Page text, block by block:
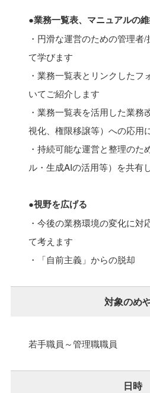
●業務一覧表、マニュアルの
・円滑な運営のための管理者
て学びます
・業務一覧表とリンクしたフ
いてご紹介します
・業務一覧表を活用した業務
視化、権限移譲等）への応用
・持続可能な運営と整理のた
ル・生成AIの活用等）を共有
●視野を広げる
・今後の業務環境の変化に対
て考えます
・「自前主義」からの脱却
対象のめ
若手職員～管理職職員
日時